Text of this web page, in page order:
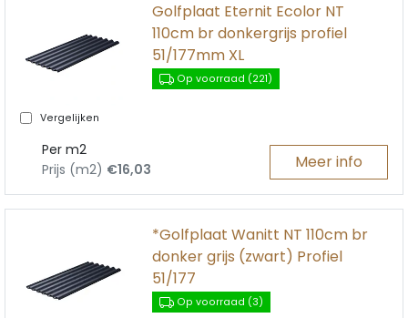
Vergelijken
Golfplaat Eternit Ecolor NT
110cm br donkergrijs profiel
51/177mm XL
Op voorraad (221)
Per m2
Prijs (m2) €16,03 Meer info
*Golfplaat Wanitt NT 110cm br
donker grijs (zwart) Profiel
51/177
Op voorraad (3)